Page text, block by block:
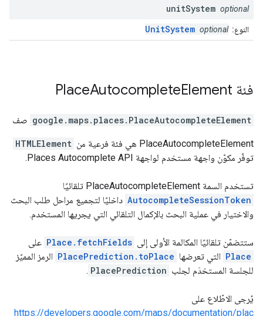
unitSystem optional
النوع: UnitSystem optional
فئة PlaceAutocompleteElement
google.maps.places. PlaceAutocompleteElement صف
‫PlaceAutocompleteElement هي فئة فرعية من
HTMLElement
توفّر مكوّن واجهة مستخدم لواجهة Places Autocomplete API.
تستخدم السمة PlaceAutocompleteElement تلقائيًا
AutocompleteSessionToken داخليًا لتجميع مراحل طلب البحث
والاختيار في عملية البحث بالإكمال التلقائي التي يجريها المستخدم.
ستتضمّن تلقائيًا المكالمة الأولى إلى Place.fetchFields على
Place التي تعرضها PlacePrediction.toPlace الرمز المميّز
للجلسة المستخدَم لجلب PlacePrediction
.
يُرجى الاطّلاع على
https://developers.google.com/maps/documentation/plac